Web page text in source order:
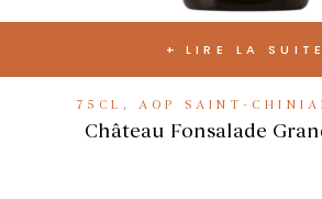
LIRE LA SUITE
75CL ,AOP SAINT-
Château Fonsalade